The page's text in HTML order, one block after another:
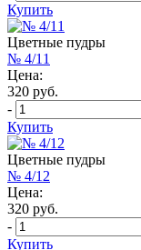
Купить
Цветные пудры
№ 4/11
Цена:
320 руб.
-
Купить
Цветные пудры
№ 4/12
Цена:
320 руб.
-
Купить